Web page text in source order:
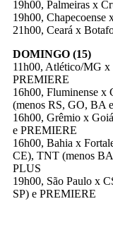
19h00, Palmeiras x
19h00,
21h00, Ceará x
DOMINGO (15)
11h00, Atlético/MG x
PREMIERE
16h00, Fluminense
(menos RS, GO, BA
16h00, Grêmio x
e PREMIERE
16h00, Bahia x
CE), TNT (menos
PLUS
19h00, São Paulo x
SP) e PREMIERE